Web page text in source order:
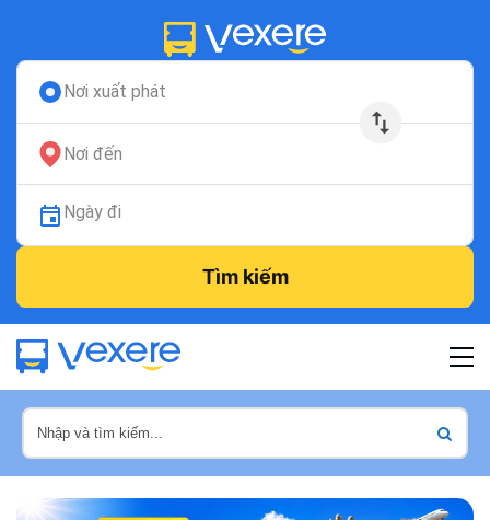
Nơi xuất phát
Nơi đến
Ngày đi
Tìm kiếm